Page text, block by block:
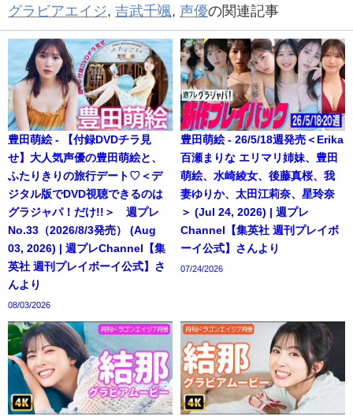
グラビアエイジ, 吉武千颯, 声優の関連記事
豊田萌絵 - 【付録DVDチラ見
せ】大人気声優の豊田萌絵と、
ふたりきりの旅行デート♡＜デ
ジタル版でDVD視聴できるのは
グラジャパ！だけ!!＞ 週プレ
No.33（2026/8/3発売） (Aug
03, 2026) | 週プレChannel【集
英社 週刊プレイボーイ公式】さ
んより
08/03/2026
豊田萌絵 - 26/5/18週発売＜Erika
百瀬まりな エリマリ姉妹、豊田
萌絵、水崎綾女、後藤真桜、我
妻ゆりか、太田江莉奈、星玲奈
＞ (Jul 24, 2026) | 週プレ
Channel【集英社 週刊プレイボ
ーイ公式】さんより
07/24/2026